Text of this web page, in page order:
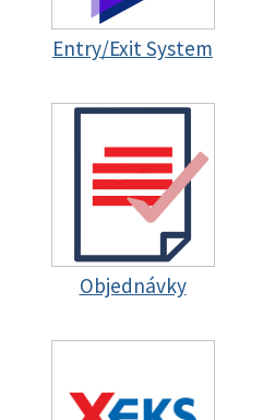
Entry/Exit System
Objednávky